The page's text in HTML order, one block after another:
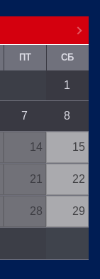
ПТ СБ
1
7 8
14 15
21 22
28 29